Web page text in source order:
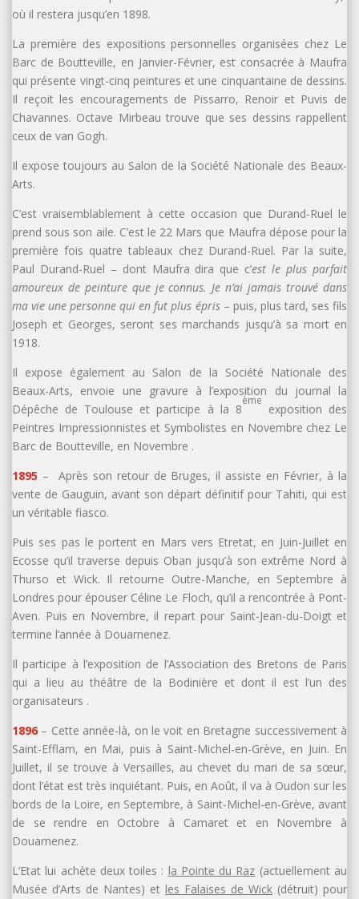
où il restera jusqu’en 1898.
La première des expositions personnelles organisées chez Le
Barc de Boutteville, en Janvier-Février, est consacrée à Maufra
qui présente vingt-cinq peintures et une cinquantaine de dessins.
Il reçoit les encouragements de Pissarro, Renoir et Puvis de
Chavannes. Octave Mirbeau trouve que ses dessins rappellent
ceux de van Gogh.
Il expose toujours au Salon de la Société Nationale des Beaux-
Arts.
C’est vraisemblablement à cette occasion que Durand-Ruel le
prend sous son aile. C’est le 22 Mars que Maufra dépose pour la
première fois quatre tableaux chez Durand-Ruel. Par la suite,
Paul Durand-Ruel – dont Maufra dira que c’est le plus parfait
amoureux de peinture que je connus. Je n’ai jamais trouvé dans
ma vie une personne qui en fut plus épris– puis, plus tard, ses fils
Joseph et Georges, seront ses marchands jusqu’à sa mort en
1918.
Il expose également au Salon de la Société Nationale des
Beaux-Arts, envoie une gravure à l’exposition du journal la
Dépêche de Toulouse et participe à la 8
ème
exposition des
Peintres Impressionnistes et Symbolistes en Novembre chez Le
Barc de Boutteville, en Novembre .
1895 – Après son retour de Bruges, il assiste en Février, à la
vente de Gauguin, avant son départ définitif pour Tahiti, qui est
un véritable fiasco.
Puis ses pas le portent en Mars vers Etretat, en Juin-Juillet en
Ecosse qu’il traverse depuis Oban jusqu’à son extrême Nord à
Thurso et Wick. Il retourne Outre-Manche, en Septembre à
Londres pour épouser Céline Le Floch, qu’il a rencontrée à Pont-
Aven. Puis en Novembre, il repart pour Saint-Jean-du-Doigt et
termine l’année à Douarnenez.
Il participe à l’exposition de l’Association des Bretons de Paris
qui a lieu au théâtre de la Bodinière et dont il est l’un des
organisateurs .
1896 – Cette année-là, on le voit en Bretagne successivement à
Saint-Efflam, en Mai, puis à Saint-Michel-en-Grève, en Juin. En
Juillet, il se trouve à Versailles, au chevet du mari de sa sœur,
dont l’état est très inquiétant. Puis, en Août, il va à Oudon sur les
bords de la Loire, en Septembre, à Saint-Michel-en-Grève, avant
de se rendre en Octobre à Camaret et en Novembre à
Douarnenez.
L’Etat lui achète deux toiles : la Pointe du Raz (actuellement au
Musée d’Arts de Nantes) et les Falaises de Wick (détruit) pour